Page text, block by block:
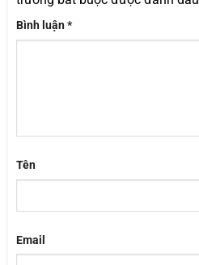
Bình luận*
Tên
Email